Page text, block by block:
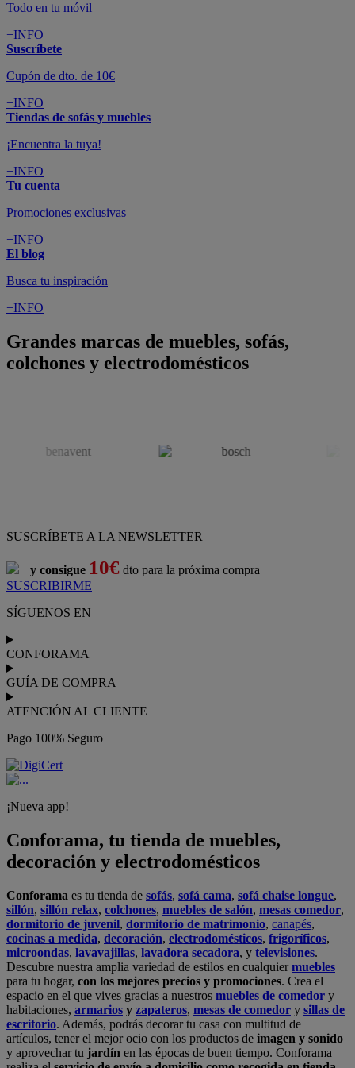
Todo en tu móvil
+INFO
Suscríbete
Cupón de dto. de 10€
+INFO
Tiendas de sofás y muebles
¡Encuentra la tuya!
+INFO
Tu cuenta
Promociones exclusivas
+INFO
El blog
Busca tu inspiración
+INFO
Grandes marcas de muebles, sofás,
colchones y electrodomésticos
SUSCRÍBETE A LA NEWSLETTER
y consigue 10€ dto para la próxima compra
SUSCRIBIRME
SÍGUENOS EN
CONFORAMA
GUÍA DE COMPRA
ATENCIÓN AL CLIENTE
Pago 100% Seguro
¡Nueva app!
Conforama, tu tienda de muebles,
decoración y electrodomésticos
Conforama es tu tienda de sofás, sofá cama, sofá chaise longue,
sillón, sillón relax, colchones, muebles de salón, mesas comedor,
dormitorio de juvenil, dormitorio de matrimonio, canapés,
cocinas a medida, decoración, electrodomésticos, frigoríficos,
microondas, lavavajillas, lavadora secadora, y televisiones.
Descubre nuestra amplia variedad de estilos en cualquiermuebles
para tu hogar, con los mejores precios y promociones. Crea el
espacio en el que vives gracias a nuestros muebles de comedor y
habitaciones, armarios y zapateros, mesas de comedor y sillas de
escritorio. Además, podrás decorar tu casa con multitud de
artículos, tener el mejor ocio con los productos de imagen y sonido
y aprovechar tu jardín en las épocas de buen tiempo. Conforama